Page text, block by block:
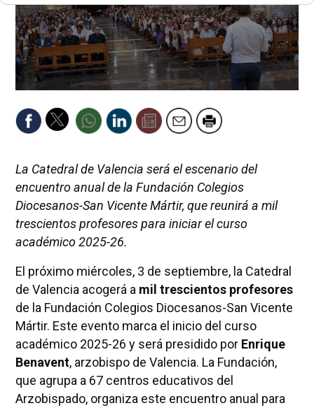
La Catedral de Valencia será el escenario del
encuentro anual de la Fundación Colegios
Diocesanos-San Vicente Mártir, que reunirá a mil
trescientos profesores para iniciar el curso
académico 2025-26.
El próximo miércoles, 3 de septiembre, la Catedral
de Valencia acogerá a mil trescientos profesores
de la Fundación Colegios Diocesanos-San Vicente
Mártir. Este evento marca el inicio del curso
académico 2025-26 y será presidido por Enrique
Benavent, arzobispo de Valencia. La Fundación,
que agrupa a 67 centros educativos del
Arzobispado, organiza este encuentro anual para